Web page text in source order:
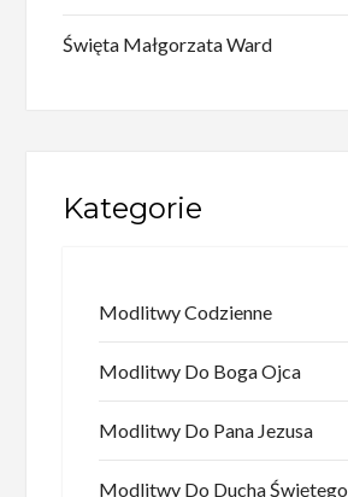
Święta Małgorzata Ward
Kategorie
Modlitwy Codzienne
Modlitwy Do Boga Ojca
Modlitwy Do Pana Jezusa
Modlitwy Do Ducha Świętego